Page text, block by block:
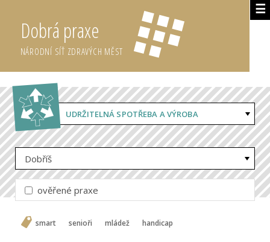
☰
Dobrá praxe
NÁRODNÍ SÍŤ ZDRAVÝCH MĚST
UDRŽITELNÁ SPOTŘEBA A VÝROBA
Dobříš
ověřené praxe
smart senioři mládež handicap